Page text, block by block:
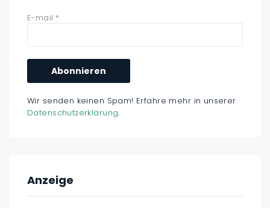
E-mail *
Wir senden keinen Spam! Erfahre mehr in unserer
Datenschutzerklärung.
Anzeige